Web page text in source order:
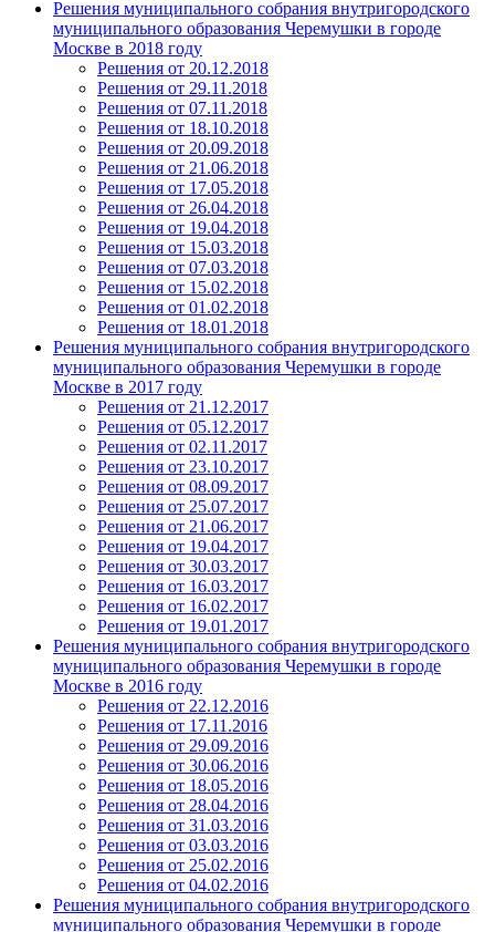
Решения муниципального собрания внутригородского
муниципального образования Черемушки в городе
Москве в 2018 году
Решения от 20.12.2018
Решения от 29.11.2018
Решения от 07.11.2018
Решения от 18.10.2018
Решения от 20.09.2018
Решения от 21.06.2018
Решения от 17.05.2018
Решения от 26.04.2018
Решения от 19.04.2018
Решения от 15.03.2018
Решения от 07.03.2018
Решения от 15.02.2018
Решения от 01.02.2018
Решения от 18.01.2018
Решения муниципального собрания внутригородского
муниципального образования Черемушки в городе
Москве в 2017 году
Решения от 21.12.2017
Решения от 05.12.2017
Решения от 02.11.2017
Решения от 23.10.2017
Решения от 08.09.2017
Решения от 25.07.2017
Решения от 21.06.2017
Решения от 19.04.2017
Решения от 30.03.2017
Решения от 16.03.2017
Решения от 16.02.2017
Решения от 19.01.2017
Решения муниципального собрания внутригородского
муниципального образования Черемушки в городе
Москве в 2016 году
Решения от 22.12.2016
Решения от 17.11.2016
Решения от 29.09.2016
Решения от 30.06.2016
Решения от 18.05.2016
Решения от 28.04.2016
Решения от 31.03.2016
Решения от 03.03.2016
Решения от 25.02.2016
Решения от 04.02.2016
Решения муниципального собрания внутригородского
муниципального образования Черемушки в городе